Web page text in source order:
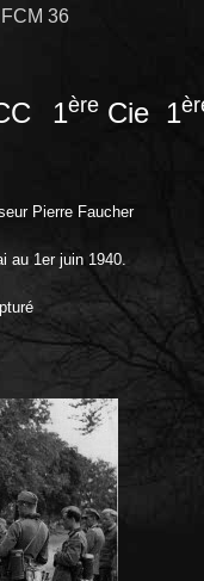
FCM 36
1ère Cie 1
Pierre Faucher
au 1er juin 1940.